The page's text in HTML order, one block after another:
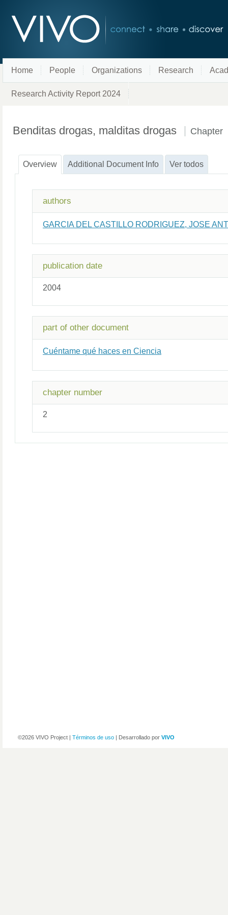
Home People Organizations Research
Research Activity Report 2024
Benditas drogas, malditas drogas Chapter
Overview Additional Document Info Ver todos
authors
GARCIA DEL CASTILLO RODRIGUEZ, JOSE
publication date
2004
part of other document
Cuéntame qué haces en Ciencia
chapter number
2
©2026 VIVO Project | Términos de uso | Desarrollado por VIVO